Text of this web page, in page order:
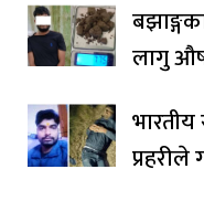
लागु
प्रहरीले